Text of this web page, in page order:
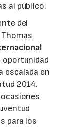
al público.
del
oportunidad
escalada en
2014.
para los